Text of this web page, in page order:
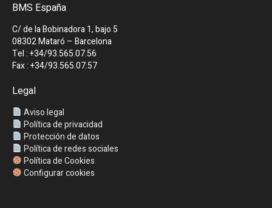
BMS España
C/ de la Bobinadora 1, bajo 5
08302 Mataró – Barcelona
Tel : +34/93.565.07.56
Fax : +34/93.565.07.57
Legal
Aviso legal
Política de privacidad
Protección de datos
Política de redes sociales
Política de Cookies
Configurar cookies